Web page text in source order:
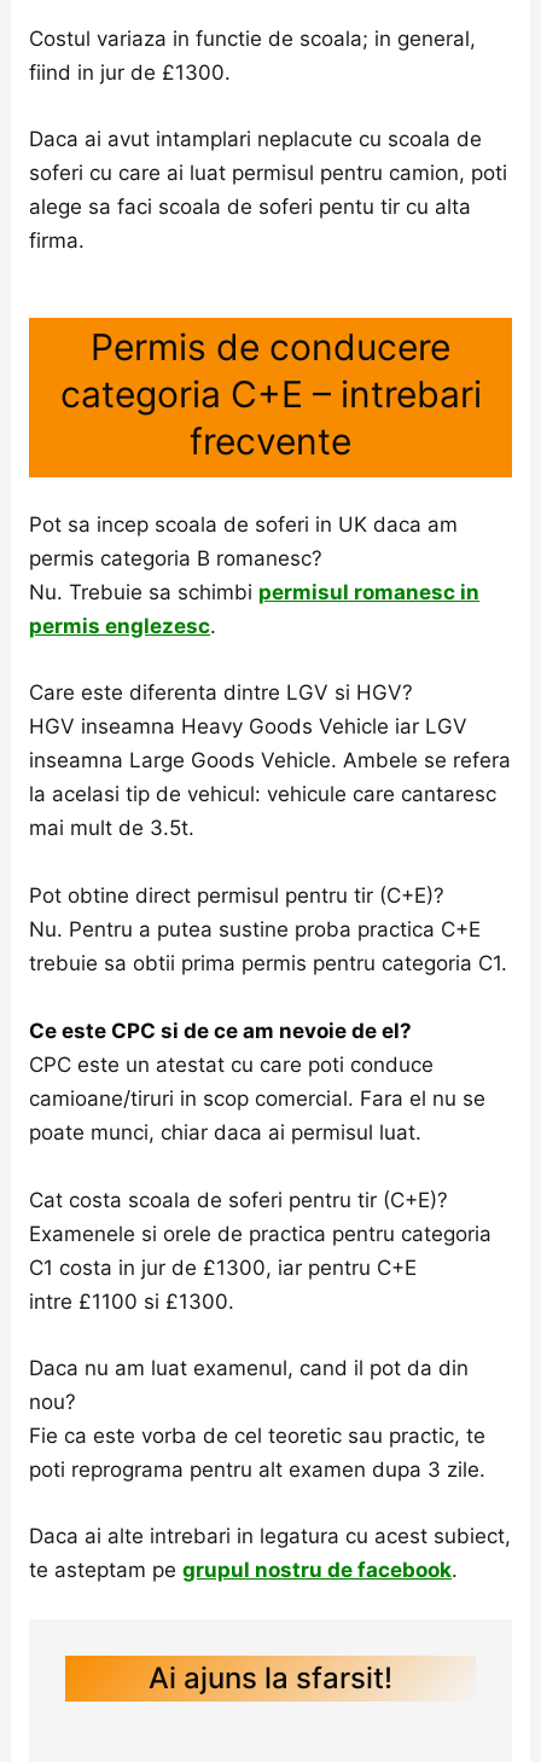
Costul variaza in functie de scoala; in general,
fiind in jur de £1300.
Daca ai avut intamplari neplacute cu scoala de
soferi cu care ai luat permisul pentru camion, poti
alege sa faci scoala de soferi pentu tir cu alta
firma.
Permis de conducere
categoria C+E – intrebari
frecvente
Pot sa incep scoala de soferi in UK daca am
permis categoria B romanesc?
Nu. Trebuie sa schimbi permisul romanesc in
permis englezesc.
Care este diferenta dintre LGV si HGV?
HGV inseamna Heavy Goods Vehicle iar LGV
inseamna Large Goods Vehicle. Ambele se refera
la acelasi tip de vehicul: vehicule care cantaresc
mai mult de 3.5t.
Pot obtine direct permisul pentru tir (C+E)?
Nu. Pentru a putea sustine proba practica C+E
trebuie sa obtii prima permis pentru categoria C1.
Ce este CPC si de ce am nevoie de el?
CPC este un atestat cu care poti conduce
camioane/tiruri in scop comercial. Fara el nu se
poate munci, chiar daca ai permisul luat.
Cat costa scoala de soferi pentru tir (C+E)?
Examenele si orele de practica pentru categoria
C1 costa in jur de £1300, iar pentru C+E
intre £1100 si £1300.
Daca nu am luat examenul, cand il pot da din
nou?
Fie ca este vorba de cel teoretic sau practic, te
poti reprograma pentru alt examen dupa 3 zile.
Daca ai alte intrebari in legatura cu acest subiect,
te asteptam pegrupul nostru de facebook.
Ai ajuns la sfarsit!